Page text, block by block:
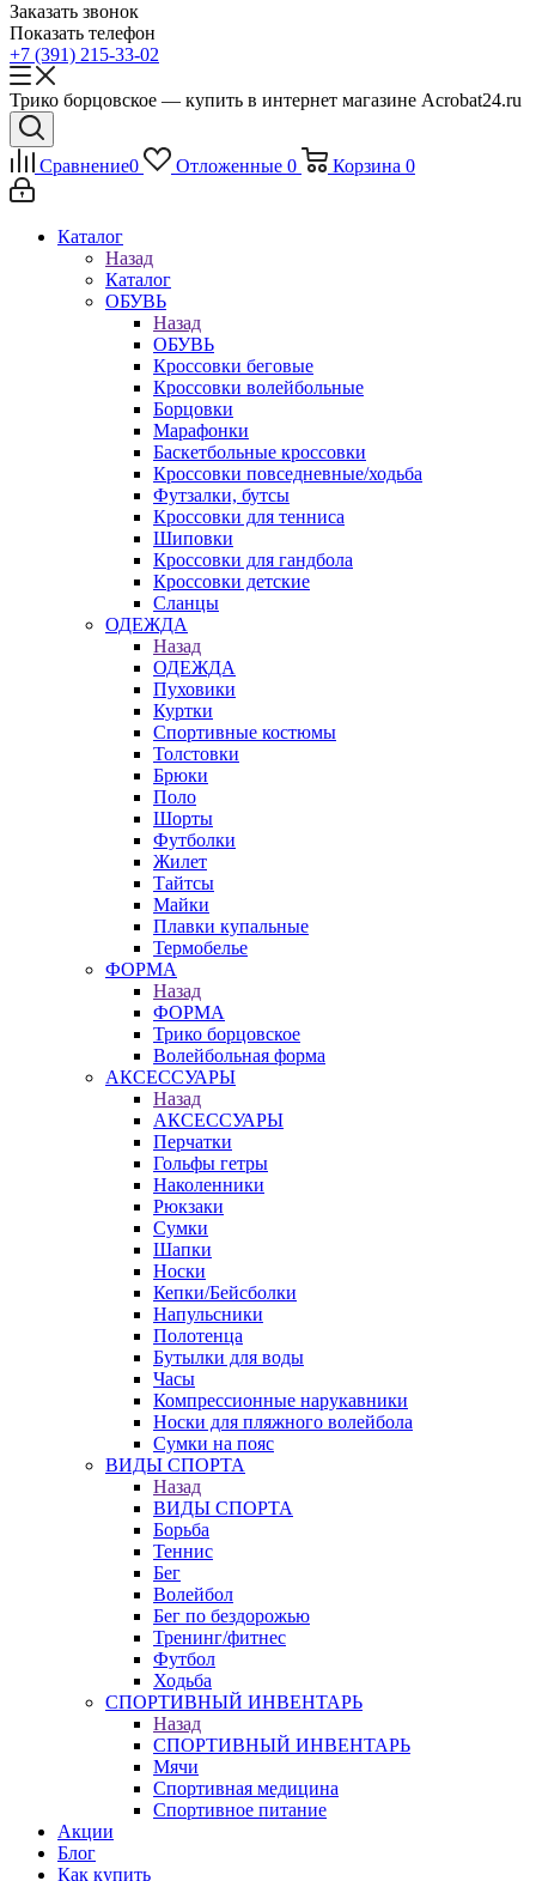
Заказать звонок
Показать телефон
+7 (391) 215-33-02
Трико борцовское — купить в интернет магазине Acrobat24.ru
Сравнение0 Отложенные 0 Корзина 0
Каталог
Назад
Каталог
ОБУВЬ
Назад
ОБУВЬ
Кроссовки беговые
Кроссовки волейбольные
Борцовки
Марафонки
Баскетбольные кроссовки
Кроссовки повседневные/ходьба
Футзалки, бутсы
Кроссовки для тенниса
Шиповки
Кроссовки для гандбола
Кроссовки детские
Сланцы
ОДЕЖДА
Назад
ОДЕЖДА
Пуховики
Куртки
Спортивные костюмы
Толстовки
Брюки
Поло
Шорты
Футболки
Жилет
Тайтсы
Майки
Плавки купальные
Термобелье
ФОРМА
Назад
ФОРМА
Трико борцовское
Волейбольная форма
АКСЕССУАРЫ
Назад
АКСЕССУАРЫ
Перчатки
Гольфы гетры
Наколенники
Рюкзаки
Сумки
Шапки
Носки
Кепки/Бейсболки
Напульсники
Полотенца
Бутылки для воды
Часы
Компрессионные нарукавники
Носки для пляжного волейбола
Сумки на пояс
ВИДЫ СПОРТА
Назад
ВИДЫ СПОРТА
Борьба
Теннис
Бег
Волейбол
Бег по бездорожью
Тренинг/фитнес
Футбол
Ходьба
СПОРТИВНЫЙ ИНВЕНТАРЬ
Назад
СПОРТИВНЫЙ ИНВЕНТАРЬ
Мячи
Спортивная медицина
Спортивное питание
Акции
Блог
Как купить